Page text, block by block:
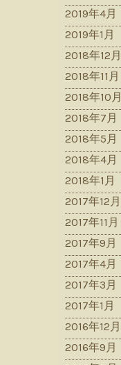
2019年4月
2019年1月
2018年12月
2018年11月
2018年10月
2018年7月
2018年5月
2018年4月
2018年1月
2017年12月
2017年11月
2017年9月
2017年4月
2017年3月
2017年1月
2016年12月
2016年9月